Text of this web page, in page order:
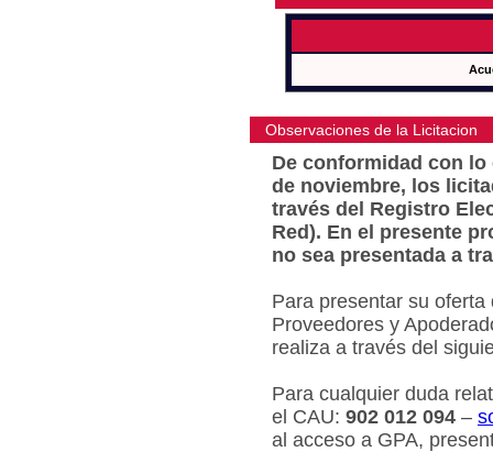
Observaciones de la Licitacion
De conformidad con lo
de noviembre, los
través del Registro
Red). En el presente
no sea presentada a
Para presentar su
Proveedores y
realiza a través del
Para cualquier duda
el CAU: 902 012 094 –
al acceso a GPA,